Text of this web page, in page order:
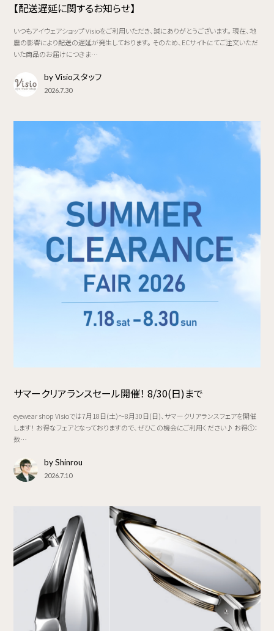
【配送遅延に関するお知らせ】
いつもアイウェアショップ Visioをご利用いただき、誠にありがとうございます。 現在、地
震の影響により配送の遅延が発生しております。 そのため、ECサイトにてご注文いただ
いた商品のお届けにつきま…
by Visioスタッフ
2026.7.30
サマークリアランスセール開催！ 8/30(日)まで
eyewear shop Visioでは7月18日(土)〜8月30日(日)、サマークリアランスフェアを開催
します！ お得なフェアとなっておりますので、ぜひこの機会にご利用ください♪ お得①：
数…
by Shinrou
2026.7.10